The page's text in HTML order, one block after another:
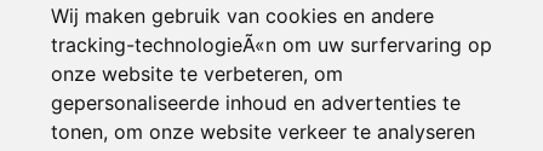
Wij maken gebruik van cookies en andere
tracking-technologieÃ«n om uw surfervaring op
onze website te verbeteren, om
gepersonaliseerde inhoud en advertenties te
tonen, om onze website verkeer te analyseren